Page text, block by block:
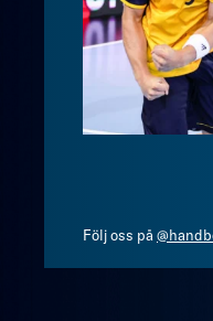
Följ oss på